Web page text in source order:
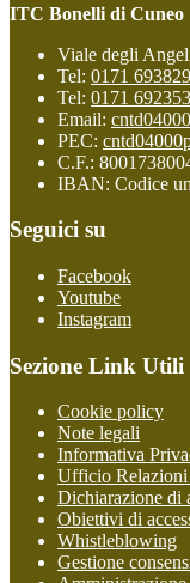
ITC Bonelli di Cuneo
Viale degli
Tel: 0171 693829
Tel: 0171 692353
Email:
PEC:
C.F.:
IBAN: Codice
Seguici su
Facebook
Youtube
Instagram
Sezione Link Utili
Cookie policy
Note legali
Informativa
Ufficio
Dichiarazione di
Obiettivi di
Whistleblowing
Gestione